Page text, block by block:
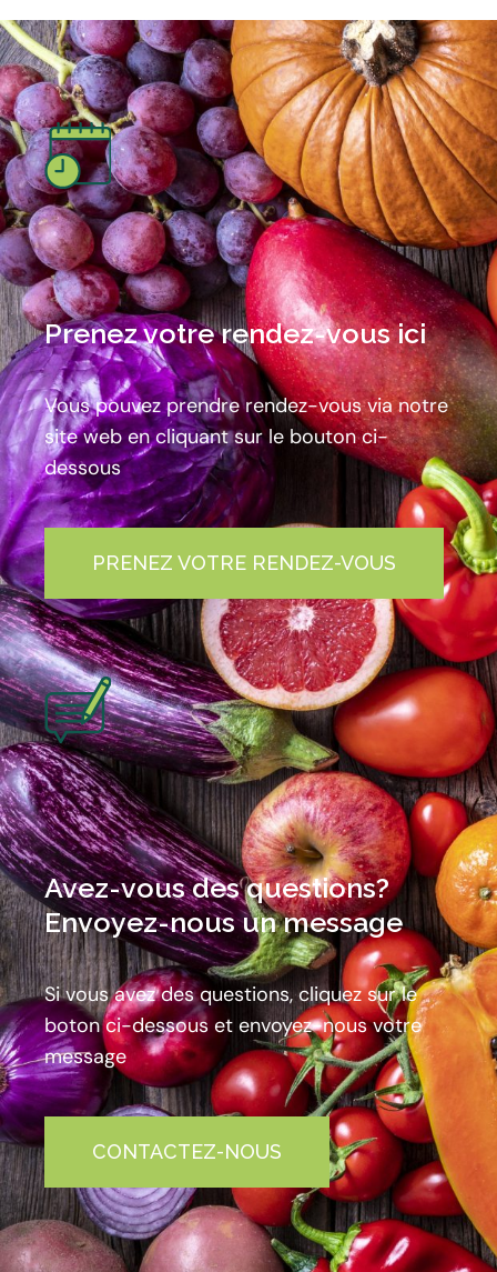
Prenez votre rendez-vous ici
Vous pouvez prendre rendez-vous via notre
site web en cliquant sur le bouton ci-
dessous
PRENEZ VOTRE RENDEZ-VOUS
Avez-vous des questions?
Envoyez-nous un message
Si vous avez des questions, cliquez sur le
boton ci-dessous et envoyez-nous votre
message
CONTACTEZ-NOUS